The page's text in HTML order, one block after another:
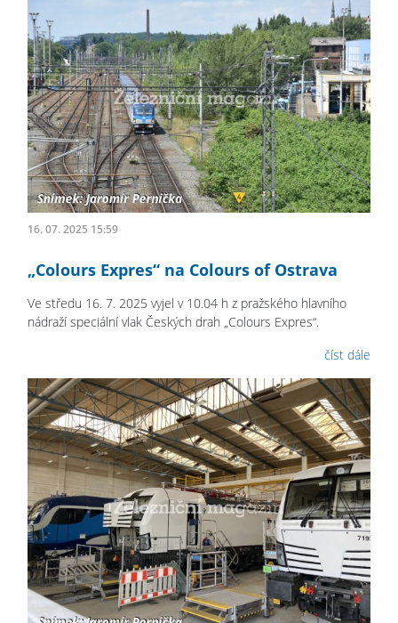
16. 07. 2025 15:59
„Colours Expres“ na Colours of Ostrava
Ve středu 16. 7. 2025 vyjel v 10.04 h z pražského hlavního
nádraží speciální vlak Českých drah „Colours Expres“.
číst dále